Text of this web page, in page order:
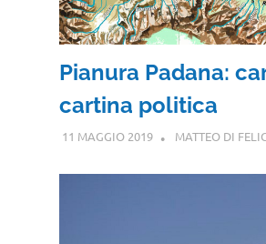
Pianura Padana:
cartina politica
11 MAGGIO 2019 MATTEO DI